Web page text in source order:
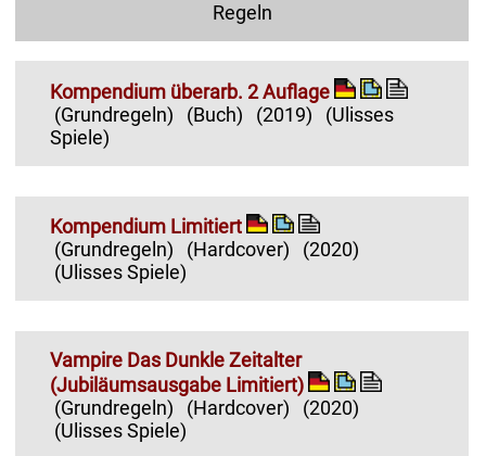
Regeln
Kompendium überarb. 2 Auflage
(Grundregeln)
(Buch) (2019)
(Ulisses
Spiele)
Kompendium Limitiert
(Grundregeln)
(Hardcover)
(2020)
(Ulisses Spiele)
Vampire Das Dunkle Zeitalter
(Jubiläumsausgabe Limitiert)
(Grundregeln)
(Hardcover)
(2020)
(Ulisses Spiele)